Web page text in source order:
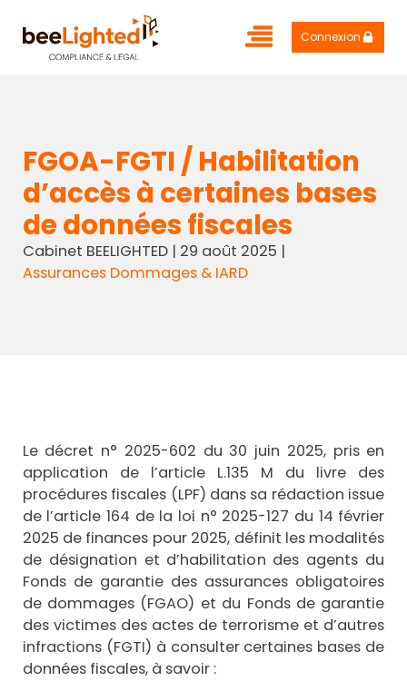
Connexion
FGOA-FGTI / Habilitation
d’accès à certaines bases
de données fiscales
Cabinet BEELIGHTED| 29 août 2025 |
Assurances Dommages & IARD
Le décret n° 2025-602 du 30 juin 2025, pris en
application de l’article L.135 M du livre des
procédures fiscales (LPF) dans sa rédaction issue
de l’article 164 de la loi n° 2025-127 du 14 février
2025 de finances pour 2025, définit les modalités
de désignation et d’habilitation des agents du
Fonds de garantie des assurances obligatoires
de dommages (FGAO) et du Fonds de garantie
des victimes des actes de terrorisme et d’autres
infractions (FGTI) à consulter certaines bases de
données fiscales, à savoir :